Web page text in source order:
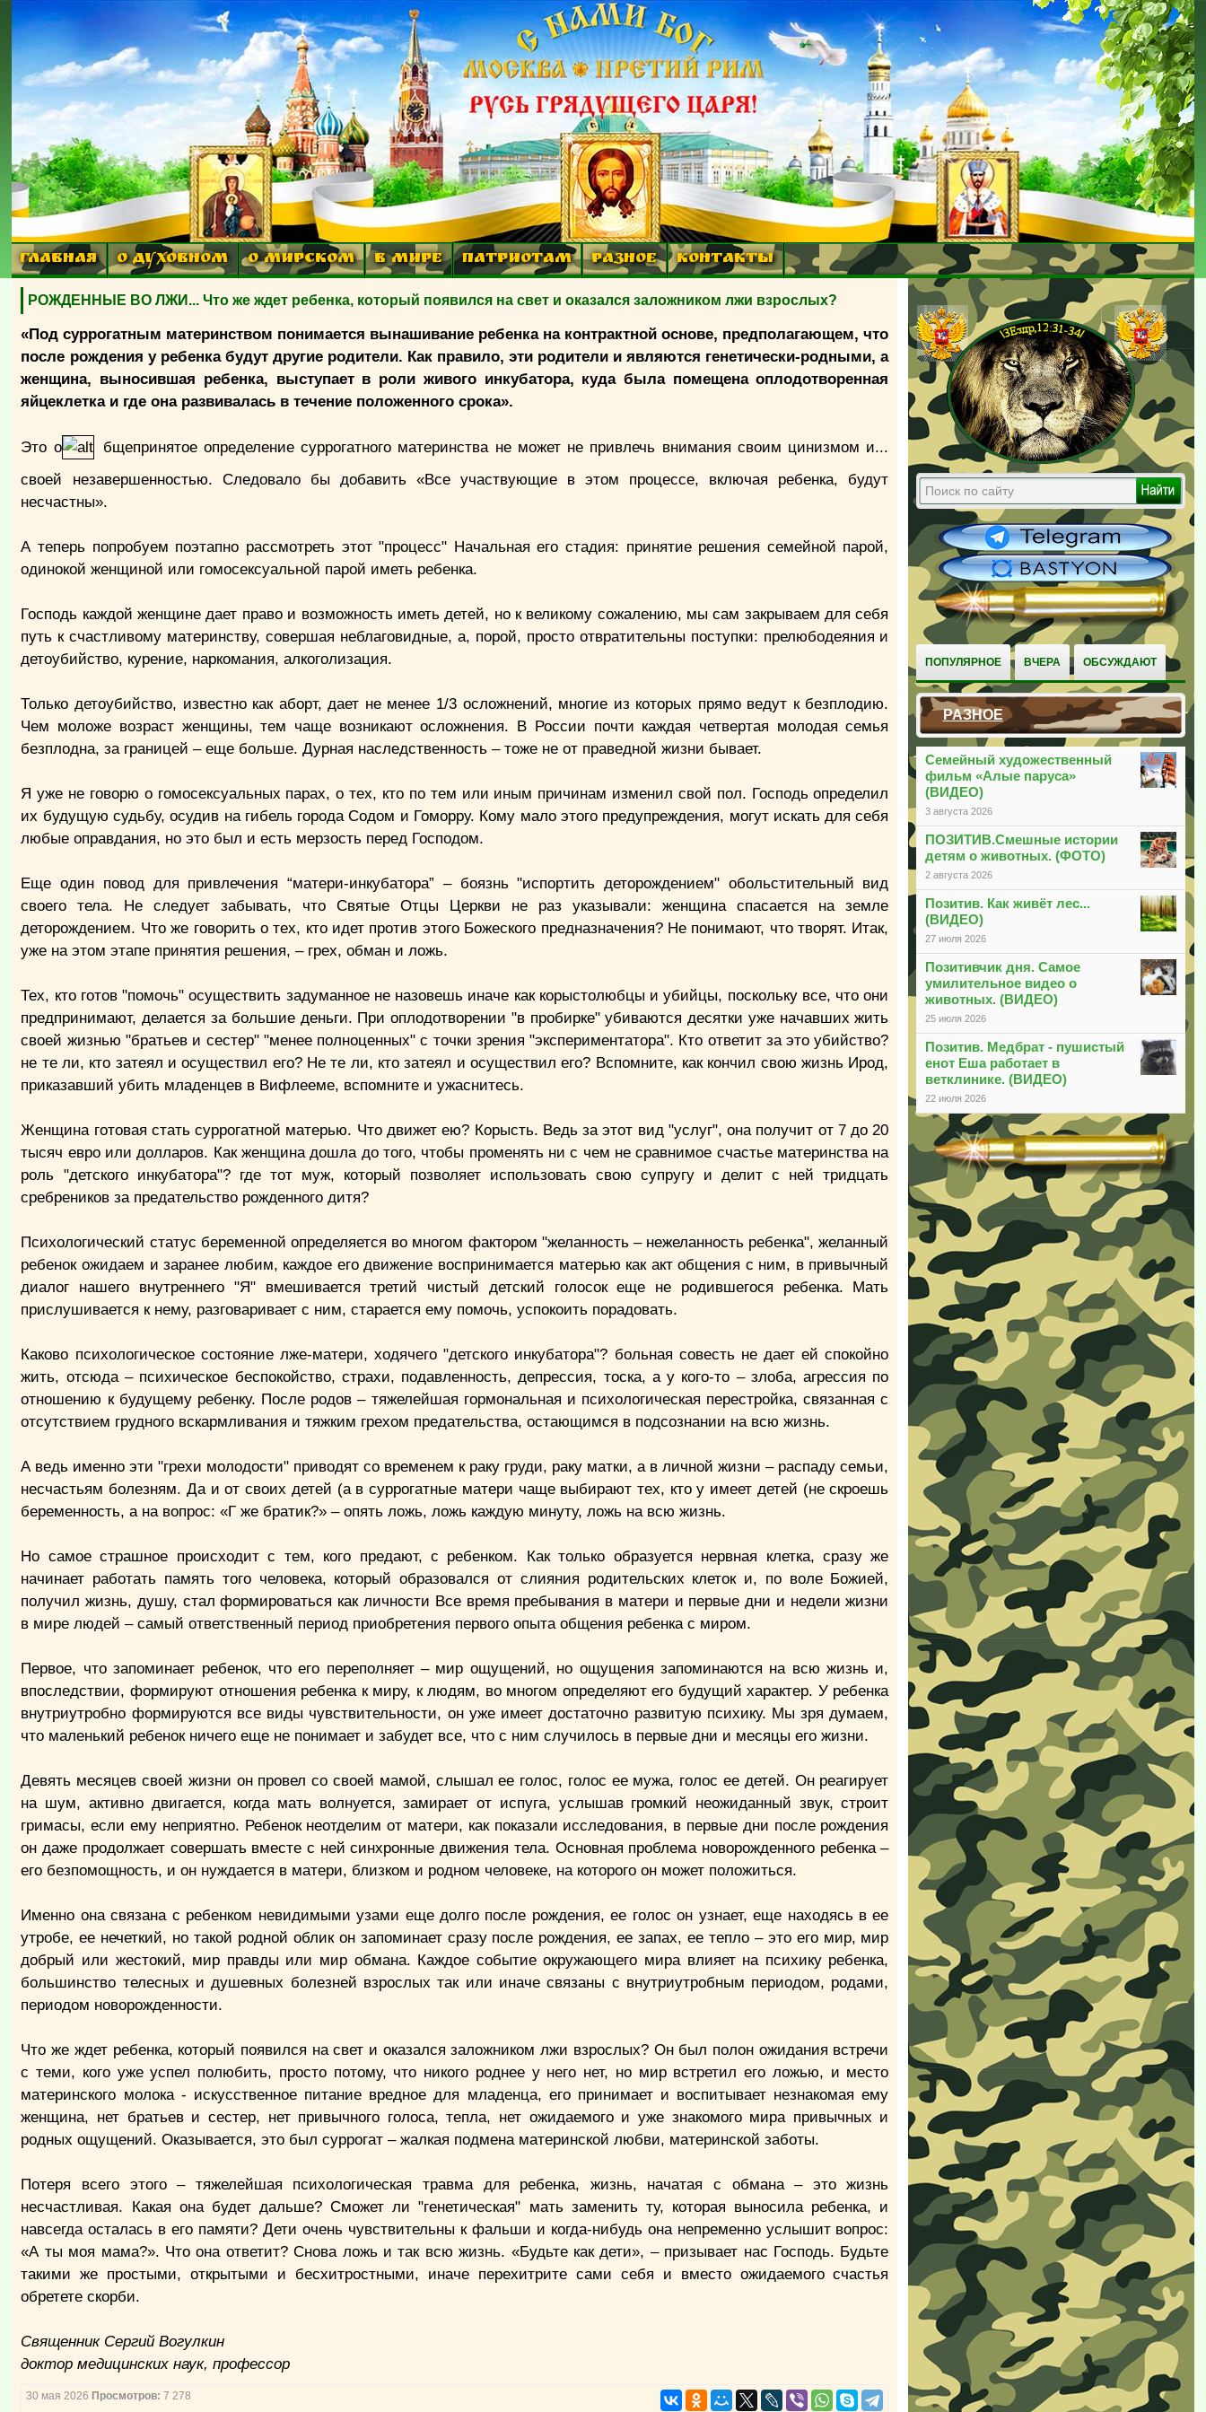
ГЛАВНАЯ О ДУХОВНОМ О МИРСКОМ В МИРЕ ПАТРИОТАМ РАЗНОЕ КОНТАКТЫ
ПОПУЛЯРНОЕ ВЧЕРА ОБСУЖДАЮТ
РАЗНОЕ
Семейный художественный
фильм «Алые паруса»
(ВИДЕО)
3 августа 2026
ПОЗИТИВ.Смешные истории
детям о животных. (ФОТО)
2 августа 2026
Позитив. Как живёт лес...
(ВИДЕО)
27 июля 2026
Позитивчик дня. Самое
умилительное видео о
животных. (ВИДЕО)
25 июля 2026
Позитив. Медбрат - пушистый
енот Еша работает в
ветклинике. (ВИДЕО)
22 июля 2026
РОЖДЕННЫЕ ВО ЛЖИ... Что же ждет ребенка, который появился на свет и оказался заложником лжи взрослых?
«Под суррогатным материнством понимается вынашивание ребенка на контрактной основе, предполагающем, что
после рождения у ребенка будут другие родители. Как правило, эти родители и являются генетически-родными, а
женщина, выносившая ребенка, выступает в роли живого инкубатора, куда была помещена оплодотворенная
яйцеклетка и где она развивалась в течение положенного срока».
Это о
бщепринятое определение суррогатного материнства не может не привлечь внимания своим цинизмом и...
своей незавершенностью. Следовало бы добавить «Все участвующие в этом процессе, включая ребенка, будут
несчастны».
А теперь попробуем поэтапно рассмотреть этот "процесс" Начальная его стадия: принятие решения семейной парой,
одинокой женщиной или гомосексуальной парой иметь ребенка.
Господь каждой женщине дает право и возможность иметь детей, но к великому сожалению, мы сам закрываем для себя
путь к счастливому материнству, совершая неблаговидные, а, порой, просто отвратительны поступки: прелюбодеяния и
детоубийство, курение, наркомания, алкоголизация.
Только детоубийство, известно как аборт, дает не менее 1/3 осложнений, многие из которых прямо ведут к безплодию.
Чем моложе возраст женщины, тем чаще возникают осложнения. В России почти каждая четвертая молодая семья
безплодна, за границей – еще больше. Дурная наследственность – тоже не от праведной жизни бывает.
Я уже не говорю о гомосексуальных парах, о тех, кто по тем или иным причинам изменил свой пол. Господь определил
их будущую судьбу, осудив на гибель города Содом и Гоморру. Кому мало этого предупреждения, могут искать для себя
любые оправдания, но это был и есть мерзость перед Господом.
Еще один повод для привлечения “матери-инкубатора” – боязнь "испортить деторождением" обольстительный вид
своего тела. Не следует забывать, что Святые Отцы Церкви не раз указывали: женщина спасается на земле
деторождением. Что же говорить о тех, кто идет против этого Божеского предназначения? Не понимают, что творят. Итак,
уже на этом этапе принятия решения, – грех, обман и ложь.
Тех, кто готов "помочь" осуществить задуманное не назовешь иначе как корыстолюбцы и убийцы, поскольку все, что они
предпринимают, делается за большие деньги. При оплодотворении "в пробирке" убиваются десятки уже начавших жить
своей жизнью "братьев и сестер" "менее полноценных" с точки зрения "экспериментатора". Кто ответит за это убийство?
не те ли, кто затеял и осуществил его? Не те ли, кто затеял и осуществил его? Вспомните, как кончил свою жизнь Ирод,
приказавший убить младенцев в Вифлееме, вспомните и ужаснитесь.
Женщина готовая стать суррогатной матерью. Что движет ею? Корысть. Ведь за этот вид "услуг", она получит от 7 до 20
тысяч евро или долларов. Как женщина дошла до того, чтобы променять ни с чем не сравнимое счастье материнства на
роль "детского инкубатора"? где тот муж, который позволяет использовать свою супругу и делит с ней тридцать
сребреников за предательство рожденного дитя?
Психологический статус беременной определяется во многом фактором "желанность – нежеланность ребенка", желанный
ребенок ожидаем и заранее любим, каждое его движение воспринимается матерью как акт общения с ним, в привычный
диалог нашего внутреннего "Я" вмешивается третий чистый детский голосок еще не родившегося ребенка. Мать
прислушивается к нему, разговаривает с ним, старается ему помочь, успокоить порадовать.
Каково психологическое состояние лже-матери, ходячего "детского инкубатора"? больная совесть не дает ей спокойно
жить, отсюда – психическое беспокойство, страхи, подавленность, депрессия, тоска, а у кого-то – злоба, агрессия по
отношению к будущему ребенку. После родов – тяжелейшая гормональная и психологическая перестройка, связанная с
отсутствием грудного вскармливания и тяжким грехом предательства, остающимся в подсознании на всю жизнь.
А ведь именно эти "грехи молодости" приводят со временем к раку груди, раку матки, а в личной жизни – распаду семьи,
несчастьям болезням. Да и от своих детей (а в суррогатные матери чаще выбирают тех, кто у имеет детей (не скроешь
беременность, а на вопрос: «Г же братик?» – опять ложь, ложь каждую минуту, ложь на всю жизнь.
Но самое страшное происходит с тем, кого предают, с ребенком. Как только образуется нервная клетка, сразу же
начинает работать память того человека, который образовался от слияния родительских клеток и, по воле Божией,
получил жизнь, душу, стал формироваться как личности Все время пребывания в матери и первые дни и недели жизни
в мире людей – самый ответственный период приобретения первого опыта общения ребенка с миром.
Первое, что запоминает ребенок, что его переполняет – мир ощущений, но ощущения запоминаются на всю жизнь и,
впоследствии, формируют отношения ребенка к миру, к людям, во многом определяют его будущий характер. У ребенка
внутриутробно формируются все виды чувствительности, он уже имеет достаточно развитую психику. Мы зря думаем,
что маленький ребенок ничего еще не понимает и забудет все, что с ним случилось в первые дни и месяцы его жизни.
Девять месяцев своей жизни он провел со своей мамой, слышал ее голос, голос ее мужа, голос ее детей. Он реагирует
на шум, активно двигается, когда мать волнуется, замирает от испуга, услышав громкий неожиданный звук, строит
гримасы, если ему неприятно. Ребенок неотделим от матери, как показали исследования, в первые дни после рождения
он даже продолжает совершать вместе с ней синхронные движения тела. Основная проблема новорожденного ребенка –
его безпомощность, и он нуждается в матери, близком и родном человеке, на которого он может положиться.
Именно она связана с ребенком невидимыми узами еще долго после рождения, ее голос он узнает, еще находясь в ее
утробе, ее нечеткий, но такой родной облик он запоминает сразу после рождения, ее запах, ее тепло – это его мир, мир
добрый или жестокий, мир правды или мир обмана. Каждое событие окружающего мира влияет на психику ребенка,
большинство телесных и душевных болезней взрослых так или иначе связаны с внутриутробным периодом, родами,
периодом новорожденности.
Что же ждет ребенка, который появился на свет и оказался заложником лжи взрослых? Он был полон ожидания встречи
с теми, кого уже успел полюбить, просто потому, что никого роднее у него нет, но мир встретил его ложью, и место
материнского молока - искусственное питание вредное для младенца, его принимает и воспитывает незнакомая ему
женщина, нет братьев и сестер, нет привычного голоса, тепла, нет ожидаемого и уже знакомого мира привычных и
родных ощущений. Оказывается, это был суррогат – жалкая подмена материнской любви, материнской заботы.
Потеря всего этого – тяжелейшая психологическая травма для ребенка, жизнь, начатая с обмана – это жизнь
несчастливая. Какая она будет дальше? Сможет ли "генетическая" мать заменить ту, которая выносила ребенка, и
навсегда осталась в его памяти? Дети очень чувствительны к фальши и когда-нибудь она непременно услышит вопрос:
«А ты моя мама?». Что она ответит? Снова ложь и так всю жизнь. «Будьте как дети», – призывает нас Господь. Будьте
такими же простыми, открытыми и бесхитростными, иначе перехитрите сами себя и вместо ожидаемого счастья
обретете скорби.
Священник Сергий Вогулкин
доктор медицинских наук, профессор
30 мая 2026 Просмотров: 7 278